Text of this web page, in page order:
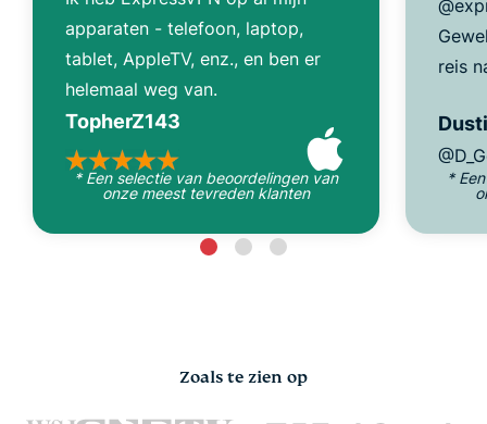
apparaten - telefoon, laptop,
tablet, AppleTV, enz., en ben er
helemaal weg van.
TopherZ143
* Een selectie van beoordelingen van
onze meest tevreden klanten
reis
*
Zoals te zien op